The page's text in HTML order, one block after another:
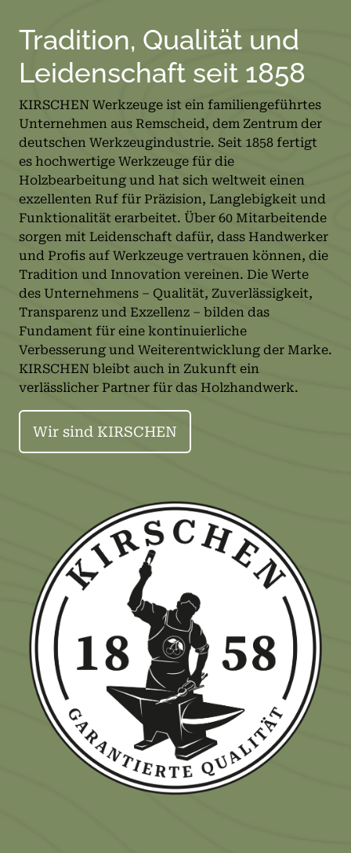
Tradition, Qualität und
Leidenschaft seit 1858
KIRSCHEN Werkzeuge ist ein familiengeführtes
Unternehmen aus Remscheid, dem Zentrum der
deutschen Werkzeugindustrie. Seit 1858 fertigt
es hochwertige Werkzeuge für die
Holzbearbeitung und hat sich weltweit einen
exzellenten Ruf für Präzision, Langlebigkeit und
Funktionalität erarbeitet. Über 60 Mitarbeitende
sorgen mit Leidenschaft dafür, dass Handwerker
und Profis auf Werkzeuge vertrauen können, die
Tradition und Innovation vereinen. Die Werte
des Unternehmens – Qualität, Zuverlässigkeit,
Transparenz und Exzellenz – bilden das
Fundament für eine kontinuierliche
Verbesserung und Weiterentwicklung der Marke.
KIRSCHEN bleibt auch in Zukunft ein
verlässlicher Partner für das Holzhandwerk.
Wir sind KIRSCHEN